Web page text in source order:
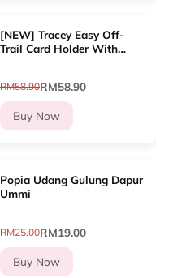
[NEW] Tracey Easy Off-
Trail Card Holder With
RM58.90RM58.90
Buy Now
Popia Udang Gulung Dapur
Ummi
RM25.00RM19.00
Buy Now